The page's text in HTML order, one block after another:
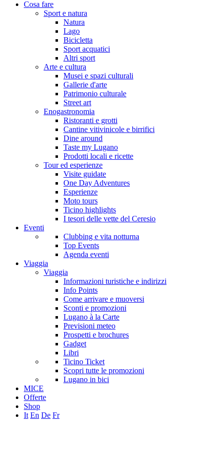
Cosa fare
Sport e natura
Natura
Lago
Bicicletta
Sport acquatici
Altri sport
Arte e cultura
Musei e spazi culturali
Gallerie d'arte
Patrimonio culturale
Street art
Enogastronomia
Ristoranti e grotti
Cantine vitivinicole e birrifici
Dine around
Taste my Lugano
Prodotti locali e ricette
Tour ed esperienze
Visite guidate
One Day Adventures
Esperienze
Moto tours
Ticino highlights
I tesori delle vette del Ceresio
Eventi
Clubbing e vita notturna
Top Events
Agenda eventi
Viaggia
Viaggia
Informazioni turistiche e indirizzi
Info Points
Come arrivare e muoversi
Sconti e promozioni
Lugano à la Carte
Previsioni meteo
Prospetti e brochures
Gadget
Libri
Ticino Ticket
Scopri tutte le promozioni
Lugano in bici
MICE
Offerte
Shop
It En De Fr